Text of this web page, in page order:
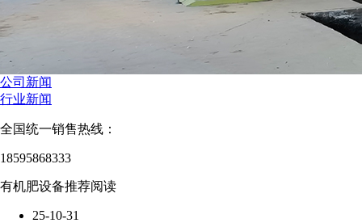
公司新闻
行业新闻
全国统一销售热线：
18595868333
有机肥设备推荐阅读
25-10-31